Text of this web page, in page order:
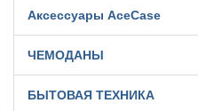
Аксессуары AceCase
ЧЕМОДАНЫ
БЫТОВАЯ ТЕХНИКА